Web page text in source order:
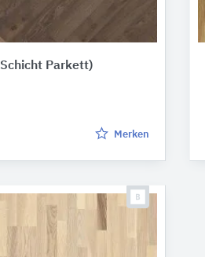
Schicht Parkett)
Merken